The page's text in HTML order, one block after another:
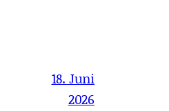
18. Juni
2026